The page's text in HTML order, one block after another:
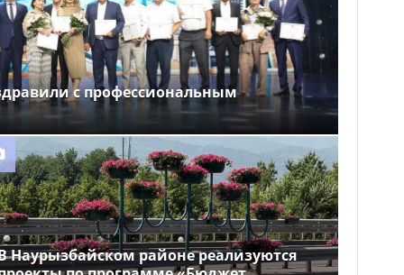
с профессиональным
Наурызбайском районе реализуются